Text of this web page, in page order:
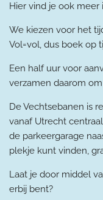
Hier vind je ook meer
We kiezen voor het
Vol=vol, dus boek op
Een half uur voor
verzamen daarom
De Vechtsebanen is
vanaf Utrecht
de parkeergarage
plekje kunt vinden,
Laat je door middel
erbij bent?